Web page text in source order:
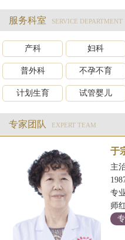
服务科室 SERVICE DEPARTMENT
产科 妇科
普外科 不孕不育
计划生育 试管婴儿
专家团队 EXPERT TEAM
于
主
专
师